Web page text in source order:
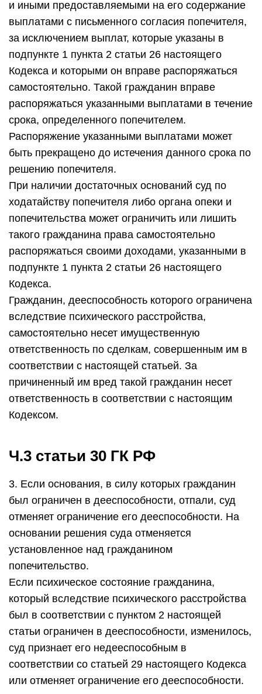
и иными предоставляемыми на его содержание
выплатами с письменного согласия попечителя,
за исключением выплат, которые указаны в
подпункте 1 пункта 2 статьи 26 настоящего
Кодекса и которыми он вправе распоряжаться
самостоятельно. Такой гражданин вправе
распоряжаться указанными выплатами в течение
срока, определенного попечителем.
Распоряжение указанными выплатами может
быть прекращено до истечения данного срока по
решению попечителя.
При наличии достаточных оснований суд по
ходатайству попечителя либо органа опеки и
попечительства может ограничить или лишить
такого гражданина права самостоятельно
распоряжаться своими доходами, указанными в
подпункте 1 пункта 2 статьи 26 настоящего
Кодекса.
Гражданин, дееспособность которого ограничена
вследствие психического расстройства,
самостоятельно несет имущественную
ответственность по сделкам, совершенным им в
соответствии с настоящей статьей. За
причиненный им вред такой гражданин несет
ответственность в соответствии с настоящим
Кодексом.
Ч.3 статьи 30 ГК РФ
3. Если основания, в силу которых гражданин
был ограничен в дееспособности, отпали, суд
отменяет ограничение его дееспособности. На
основании решения суда отменяется
установленное над гражданином
попечительство.
Если психическое состояние гражданина,
который вследствие психического расстройства
был в соответствии с пунктом 2 настоящей
статьи ограничен в дееспособности, изменилось,
суд признает его недееспособным в
соответствии со статьей 29 настоящего Кодекса
или отменяет ограничение его дееспособности.